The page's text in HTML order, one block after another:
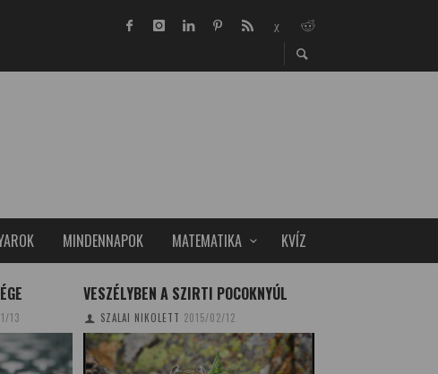
MINDENNAPOK MATEMATIKA KVÍZ
13
VESZÉLYBEN A SZIRTI POCOKNYÚL
SZALAI NIKOLETT 2015/02/12